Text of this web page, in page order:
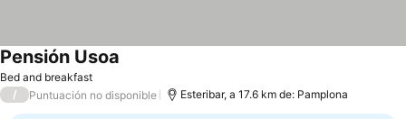
Bed and breakfast
Pensión Usoa
/ Puntuación no disponible Esteribar, a 17.6 km de: Pamplona